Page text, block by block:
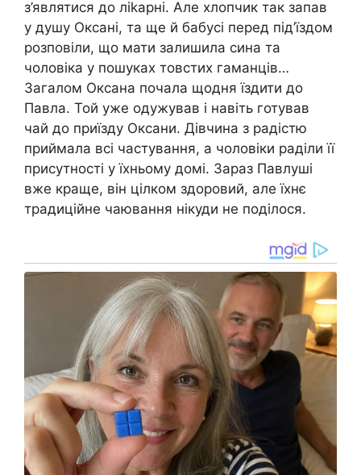
з’являтися до ліkарні. Але хлопчик так запав
у душу Оксані, та ще й бабусі перед під’їздом
розповіли, що мати залишила сина та
чоловіка у пошуках товстих гаманців…
Загалом Оксана почала щодня їздити до
Павла. Той уже одужував і навіть готував
чай до приїзду Оксани. Дівчина з радістю
приймала всі частування, а чоловіки раділи її
присутності у їхньому домі. Зараз Павлуші
вже краще, він цілком здоровий, але їхнє
традиційне чаювання нікуди не поділося.